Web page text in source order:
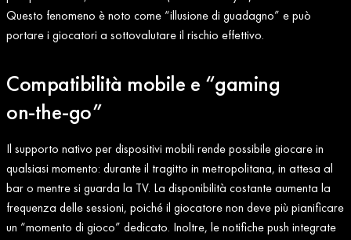
Questo fenomeno è noto come “illusione di guadagno” e può
portare i giocatori a sottovalutare il rischio effettivo.
Compatibilità mobile e “gaming
on‑the‑go”
Il supporto nativo per dispositivi mobili rende possibile giocare in
qualsiasi momento: durante il tragitto in metropolitana, in attesa al
bar o mentre si guarda la TV. La disponibilità costante aumenta la
frequenza delle sessioni, poiché il giocatore non deve più pianificare
un “momento di gioco” dedicato. Inoltre, le notifiche push integrate